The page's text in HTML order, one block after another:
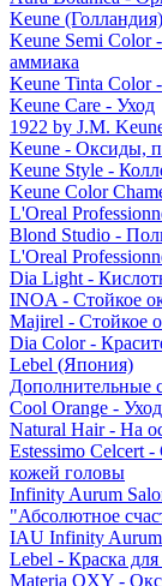
Keune (Голландия)
Keune Semi Color
аммиака
Keune Tinta Color
Keune Care - Уход
1922 by J.M.
Keune - Оксиды,
Keune Style -
Keune Color
L'Oreal
Blond Studio -
L'Oreal
Dia Light -
INOA - Стойкое
Majirel - Стойкое
Dia Color -
Lebel (Япония)
Дополнительные
Cool Orange -
Natural Hair - На
Estessimo Celcert
кожей головы
Infinity Aurum
"Абсолютное
IAU Infinity
Lebel - Краска для
Materia OXY -